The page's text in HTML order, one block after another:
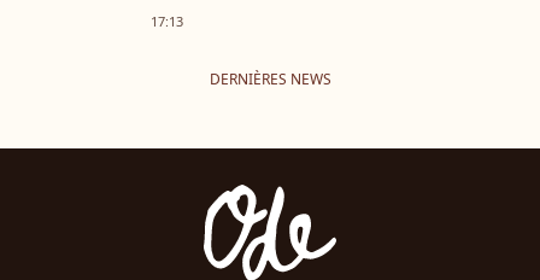
17:13
DERNIÈRES NEWS